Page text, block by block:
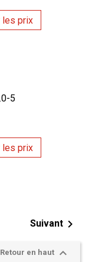
les prix
5
les prix
Suivant 
Retour en haut 